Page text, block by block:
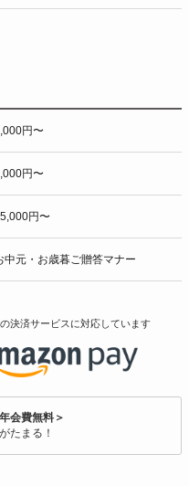
円〜
円〜
円〜
中元・お歳暮ご贈答マナー
決済サービスに対応しています
会費無料＞
たまる！